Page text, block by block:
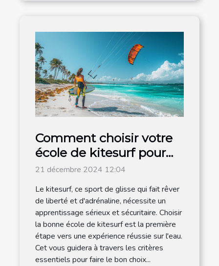
Comment choisir votre
école de kitesurf pour
un apprentissage
efficace
21 décembre 2024 12:04
Le kitesurf, ce sport de glisse qui fait rêver
de liberté et d'adrénaline, nécessite un
apprentissage sérieux et sécuritaire. Choisir
la bonne école de kitesurf est la première
étape vers une expérience réussie sur l'eau.
Cet vous guidera à travers les critères
essentiels pour faire le bon choix...